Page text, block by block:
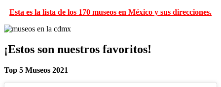
Esta es la lista de los 170 museos en México y sus direcciones.
¡Estos son nuestros favoritos!
Top 5 Museos 2021